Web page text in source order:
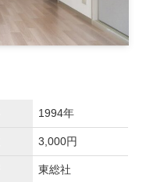
1994年
3,000円
東総社